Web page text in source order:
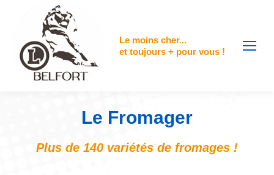
Le moins cher...
et toujours + pour vous !
Le Fromager
Plus de 140 variétés de fromages !